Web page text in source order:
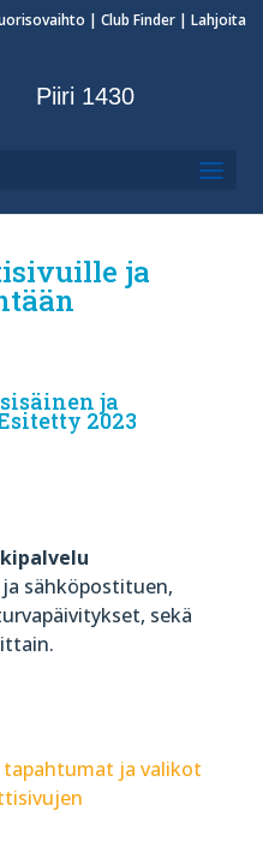
| Club Finder | Lahjoita
Piiri 1430
ja
ja
2023
sähköpostituen,
sekä
ja valikot